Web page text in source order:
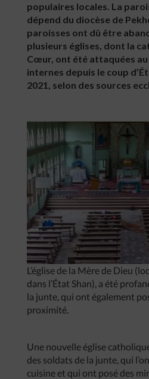
populaires locales. La
dépend du diocèse de
paroisses ont dû être
plusieurs églises, dont la
Cœur, ont été attaquées
internes depuis le coup
2021, selon des sources
L’église de la Mère de Dieu
dans l’État Shan), a été
la junte, qui ont également
proximité.
Une nouvelle église
des soldats de la junte, qui
cuisine et qui ont posé des